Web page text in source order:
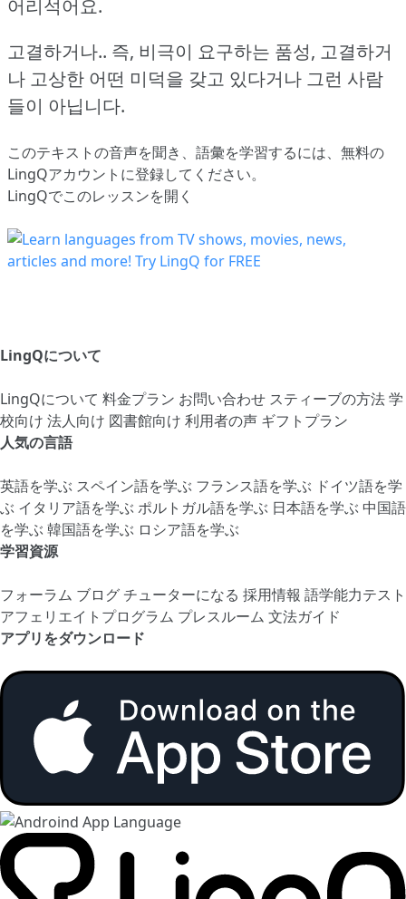
어리석어요.
고결하거나.. 즉, 비극이 요구하는 품성, 고결하거
나 고상한 어떤 미덕을 갖고 있다거나 그런 사람
들이 아닙니다.
このテキストの音声を聞き、語彙を学習するには、 無料の
LingQアカウントに登録してください。
LingQでこのレッスンを開く
LingQについて
LingQについて 料金プラン お問い合わせ スティーブの方法学
校向け 法人向け 図書館向け 利用者の声 ギフトプラン
人気の言語
英語を学ぶ スペイン語を学ぶ フランス語を学ぶ ドイツ語を学
ぶ イタリア語を学ぶ ポルトガル語を学ぶ 日本語を学ぶ 中国語
を学ぶ 韓国語を学ぶ ロシア語を学ぶ
学習資源
フォーラム ブログチューターになる 採用情報 語学能力テスト
アフェリエイトプログラム プレスルーム 文法ガイド
アプリをダウンロード